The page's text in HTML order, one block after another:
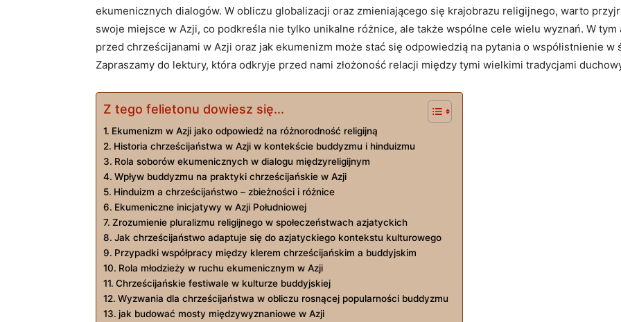
ekumenicznych dialogów. W obliczu globalizacji oraz zmieniającego ​się krajobrazu ⁤religijnego, warto
swoje miejsce ​w Azji, co ⁤podkreśla⁢ nie tylko unikalne różnice, ale także wspólne ⁣cele wielu wyznań. W
przed chrześcijanami w Azji oraz ​jak ekumenizm może stać się odpowiedzią na pytania o współistnienie⁣
Zapraszamy⁢ do lektury, która ‌odkryje przed nami ‍złożoność relacji​ między tymi wielkimi tradycjami
Z tego felietonu dowiesz się...
Ekumenizm w Azji jako odpowiedź na różnorodność ⁤religijną
Historia chrześcijaństwa w Azji w ​kontekście buddyzmu i hinduizmu
Rola soborów ekumenicznych w dialogu‌ międzyreligijnym
Wpływ buddyzmu⁤ na praktyki chrześcijańskie w Azji
Hinduizm a chrześcijaństwo – zbieżności⁤ i różnice
Ekumeniczne‌ inicjatywy w ‌Azji Południowej
Zrozumienie pluralizmu religijnego w społeczeństwach azjatyckich
Jak​ chrześcijaństwo adaptuje się ⁤do azjatyckiego kontekstu kulturowego
Przypadki współpracy między‍ klerem chrześcijańskim a​ buddyjskim
Rola młodzieży w ruchu ekumenicznym w Azji
Chrześcijańskie festiwale⁤ w kulturze buddyjskiej
Wyzwania⁤ dla chrześcijaństwa w obliczu rosnącej popularności buddyzmu
jak ⁤budować ‌mosty międzywyznaniowe w Azji